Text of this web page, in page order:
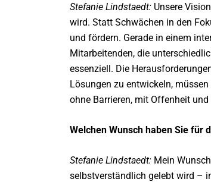
Stefanie Lindstaedt: Unsere
wird. Statt Schwächen in den
und fördern. Gerade in einem
Mitarbeitenden, die
essenziell. Die
Lösungen zu entwickeln,
ohne Barrieren, mit Offenheit
Welchen Wunsch haben Sie für
Stefanie Lindstaedt: Mein
selbstverständlich gelebt wird –